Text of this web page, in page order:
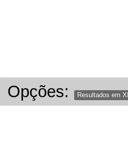
Opções: Resultados em